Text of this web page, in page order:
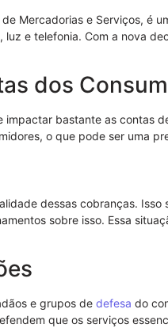
Mercadorias e Serviços, é
e telefonia. Com a nova
dos
impactar bastante as contas
o que pode ser uma
dessas cobranças.
sobre isso. Essa
e grupos de defesa do
que os serviços